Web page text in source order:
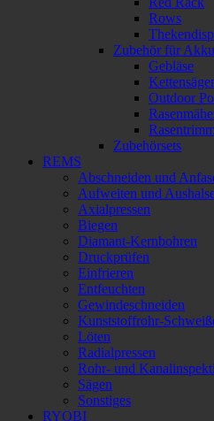
Rows
Zubehör für
Gebläse
Outdoor
Zubehörsets
REMS
Abschneiden und
Aufweiten und
Axialpressen
Biegen
Diamant-Kernbohren
Druckprüfen
Einfrieren
Entfeuchten
Gewindeschneiden
Kunststoffrohr-
Löten
Radialpressen
Rohr- und
Sägen
Sonstiges
RYOBI